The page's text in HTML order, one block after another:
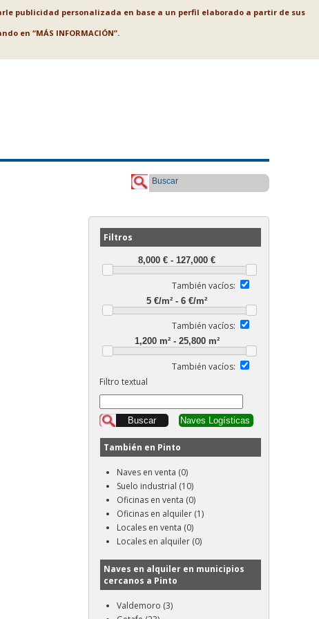
publicidad personalizada en base a un perfil elaborado a partir de sus
en “MÁS INFORMACIÓN”.
Buscar
Filtros
También vacíos:
También vacíos:
También vacíos:
Filtro textual
También en Pinto
Naves en venta (0)
Suelo industrial (10)
Oficinas en venta (0)
Oficinas en alquiler (1)
Locales en venta (0)
Locales en alquiler (0)
Naves en alquiler en municipios
cercanos a Pinto
Valdemoro (3)